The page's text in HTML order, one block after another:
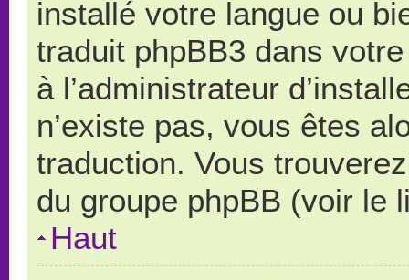
installé votre langue ou
traduit phpBB3 dans
à l’administrateur
n’existe pas, vous êtes
traduction. Vous
du groupe phpBB (voir le
Haut